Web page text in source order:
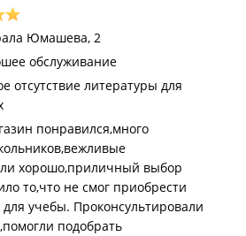
Юмашева, 2
обслуживание
отсутствие литературы для
понравился,много
хорошо,приличный выбор
то,что не смог приобрести
учебы. Проконсультировали
подобрать